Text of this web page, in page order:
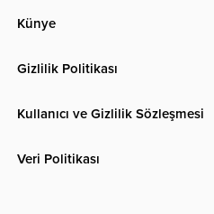
örgütüne üye olduğu ileri sürülen
ve arama kaydı bulunan 1 kişi
gözaltına alındı. İfadesi alınarak
tutuklanarak cezaevine
gönderildi. Haber: Abbas ÇAKAR
Künye
Gizlilik Politikası
Kullanıcı ve Gizlilik Sözleşmesi
Veri Politikası